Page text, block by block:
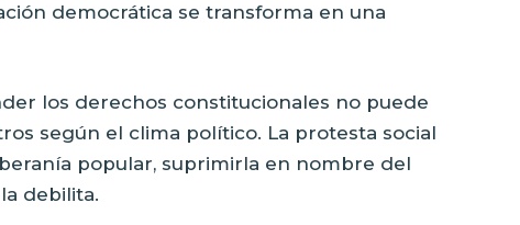
democrática se transforma en una
los derechos constitucionales no puede
según el clima político. La protesta social
popular, suprimirla en nombre del
debilita.